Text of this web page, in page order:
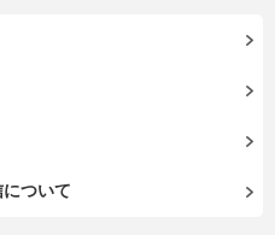
ついて